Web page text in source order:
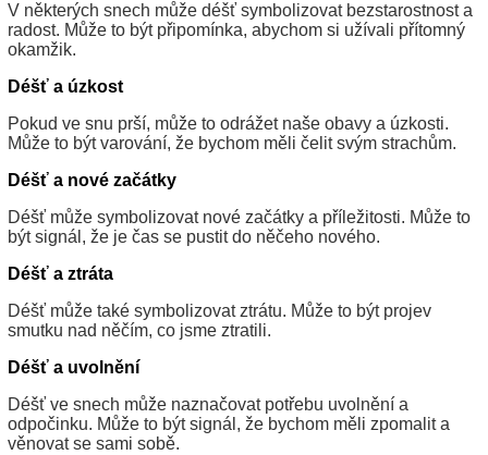
V některých snech může déšť symbolizovat bezstarostnost a
radost. Může to být připomínka, abychom si užívali přítomný
okamžik.
Déšť a úzkost
Pokud ve snu prší, může to odrážet naše obavy a úzkosti.
Může to být varování, že bychom měli čelit svým strachům.
Déšť a nové začátky
Déšť může symbolizovat nové začátky a příležitosti. Může to
být signál, že je čas se pustit do něčeho nového.
Déšť a ztráta
Déšť může také symbolizovat ztrátu. Může to být projev
smutku nad něčím, co jsme ztratili.
Déšť a uvolnění
Déšť ve snech může naznačovat potřebu uvolnění a
odpočinku. Může to být signál, že bychom měli zpomalit a
věnovat se sami sobě.